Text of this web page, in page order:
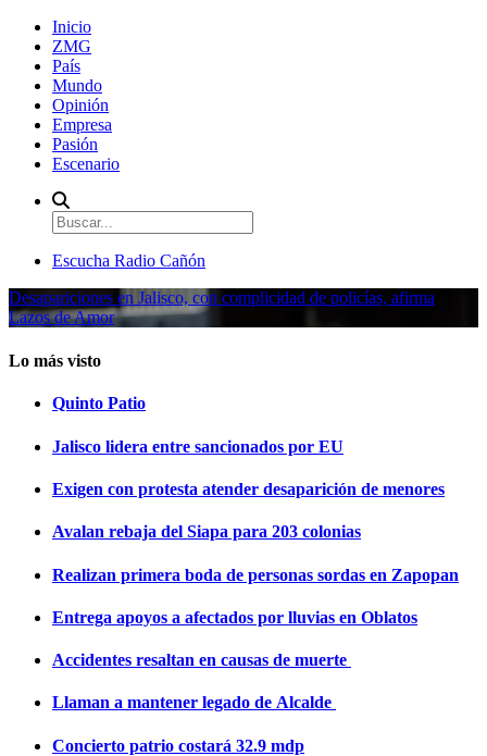
Inicio
ZMG
País
Mundo
Opinión
Empresa
Pasión
Escenario
Escucha Radio Cañón
Desapariciones en Jalisco, con complicidad de policías, afirma
Lazos de Amor
Lo más visto
Quinto Patio
Jalisco lidera entre sancionados por EU
Exigen con protesta atender desaparición de menores
Avalan rebaja del Siapa para 203 colonias
Realizan primera boda de personas sordas en Zapopan
Entrega apoyos a afectados por lluvias en Oblatos
Accidentes resaltan en causas de muerte
Llaman a mantener legado de Alcalde
Concierto patrio costará 32.9 mdp